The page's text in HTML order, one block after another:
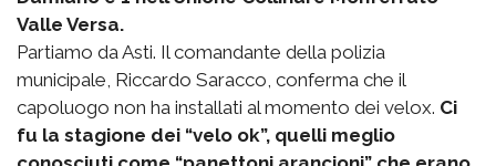
Valle Versa.
Partiamo da Asti. Il comandante della polizia
municipale, Riccardo Saracco, conferma che il
capoluogo non ha installati al momento dei velox. Ci
fu la stagione dei “velo ok”, quelli meglio